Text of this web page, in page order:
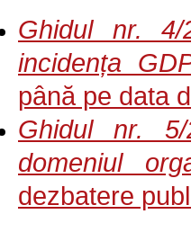
Ghidul nr. 4/
incidența
până pe data
Ghidul nr. 5/
domeniul
dezbatere